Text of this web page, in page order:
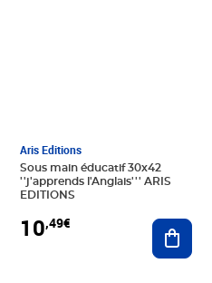
au panier
Aris Editions
Sous main éducatif 30x42
''j'apprends l'Anglais''' ARIS
EDITIONS
10,49€